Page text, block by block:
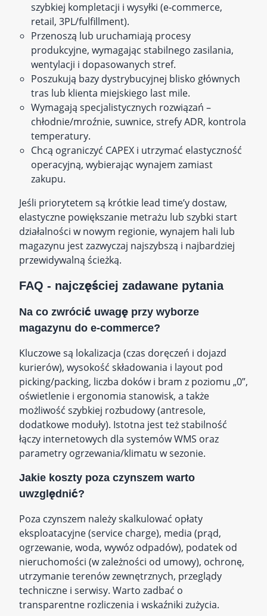
szybkiej kompletacji i wysyłki (e‑commerce,
retail, 3PL/fulfillment).
Przenoszą lub uruchamiają procesy
produkcyjne, wymagając stabilnego zasilania,
wentylacji i dopasowanych stref.
Poszukują bazy dystrybucyjnej blisko głównych
tras lub klienta miejskiego last mile.
Wymagają specjalistycznych rozwiązań –
chłodnie/mroźnie, suwnice, strefy ADR, kontrola
temperatury.
Chcą ograniczyć CAPEX i utrzymać elastyczność
operacyjną, wybierając wynajem zamiast
zakupu.
Jeśli priorytetem są krótkie lead time’y dostaw,
elastyczne powiększanie metrażu lub szybki start
działalności w nowym regionie, wynajem hali lub
magazynu jest zazwyczaj najszybszą i najbardziej
przewidywalną ścieżką.
FAQ - najczęściej zadawane pytania
Na co zwrócić uwagę przy wyborze
magazynu do e‑commerce?
Kluczowe są lokalizacja (czas doręczeń i dojazd
kurierów), wysokość składowania i layout pod
picking/packing, liczba doków i bram z poziomu „0”,
oświetlenie i ergonomia stanowisk, a także
możliwość szybkiej rozbudowy (antresole,
dodatkowe moduły). Istotna jest też stabilność
łączy internetowych dla systemów WMS oraz
parametry ogrzewania/klimatu w sezonie.
Jakie koszty poza czynszem warto
uwzględnić?
Poza czynszem należy skalkulować opłaty
eksploatacyjne (service charge), media (prąd,
ogrzewanie, woda, wywóz odpadów), podatek od
nieruchomości (w zależności od umowy), ochronę,
utrzymanie terenów zewnętrznych, przeglądy
techniczne i serwisy. Warto zadbać o
transparentne rozliczenia i wskaźniki zużycia.